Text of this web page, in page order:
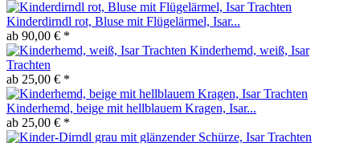
Kinderdirndl rot, Bluse mit Flügelärmel, Isar...
ab 90,00 € *
Kinderhemd, weiß, Isar
Trachten
ab 25,00 € *
Kinderhemd, beige mit hellblauem Kragen, Isar...
ab 25,00 € *